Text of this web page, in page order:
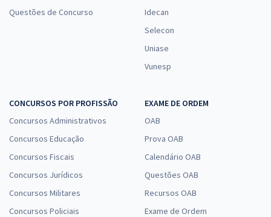
Questões de Concurso
Idecan
Selecon
Uniase
Vunesp
CONCURSOS POR PROFISSÃO
Concursos Administrativos
Concursos Educação
Concursos Fiscais
Concursos Jurídicos
Concursos Militares
Concursos Policiais
EXAME DE ORDEM
OAB
Prova OAB
Calendário OAB
Questões OAB
Recursos OAB
Exame de Ordem